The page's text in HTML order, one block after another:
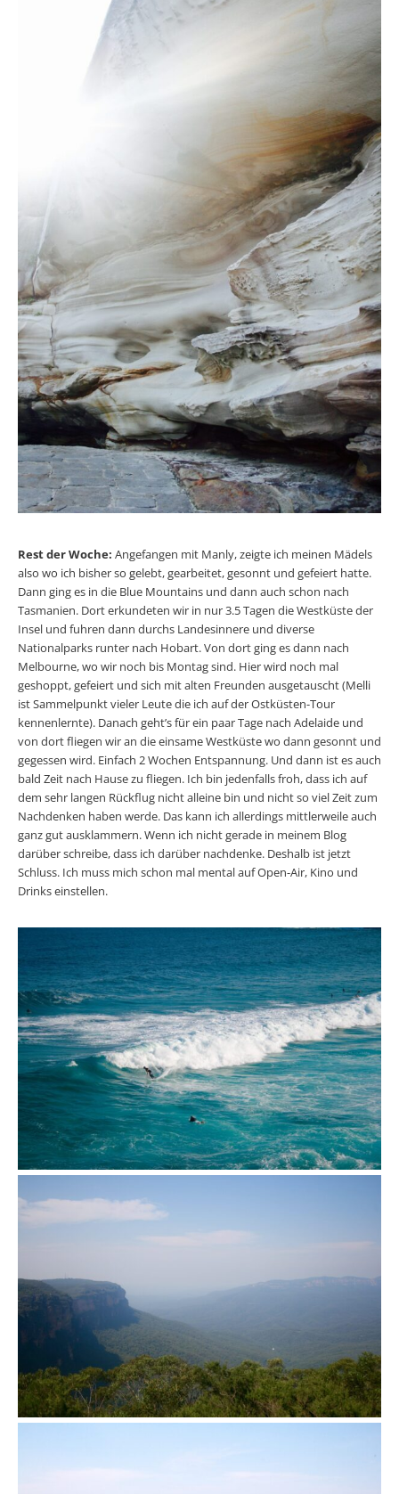
Rest der Woche: Angefangen mit Manly, zeigte ich meinen Mädels
also wo ich bisher so gelebt, gearbeitet, gesonnt und gefeiert hatte.
Dann ging es in die Blue Mountains und dann auch schon nach
Tasmanien. Dort erkundeten wir in nur 3.5 Tagen die Westküste der
Insel und fuhren dann durchs Landesinnere und diverse
Nationalparks runter nach Hobart. Von dort ging es dann nach
Melbourne, wo wir noch bis Montag sind. Hier wird noch mal
geshoppt, gefeiert und sich mit alten Freunden ausgetauscht (Melli
ist Sammelpunkt vieler Leute die ich auf der Ostküsten-Tour
kennenlernte). Danach geht’s für ein paar Tage nach Adelaide und
von dort fliegen wir an die einsame Westküste wo dann gesonnt und
gegessen wird. Einfach 2 Wochen Entspannung. Und dann ist es auch
bald Zeit nach Hause zu fliegen. Ich bin jedenfalls froh, dass ich auf
dem sehr langen Rückflug nicht alleine bin und nicht so viel Zeit zum
Nachdenken haben werde. Das kann ich allerdings mittlerweile auch
ganz gut ausklammern. Wenn ich nicht gerade in meinem Blog
darüber schreibe, dass ich darüber nachdenke. Deshalb ist jetzt
Schluss. Ich muss mich schon mal mental auf Open-Air, Kino und
Drinks einstellen.